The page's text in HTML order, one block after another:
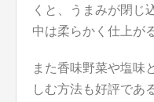
くと、うまみが閉じ
中は柔らかく仕上が
また香味野菜や塩味
しむ方法も好評であ